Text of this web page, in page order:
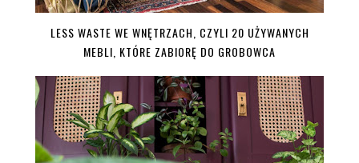
LESS WASTE WE WNĘTRZACH, CZYLI 20 UŻYWANYCH
MEBLI, KTÓRE ZABIORĘ DO GROBOWCA